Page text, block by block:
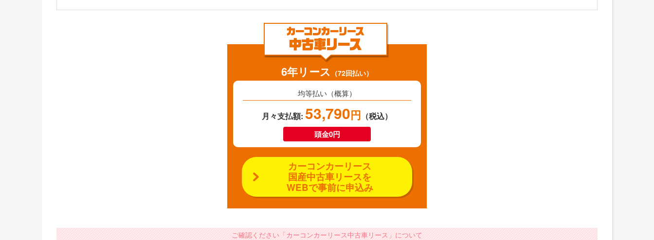
6年リース （72回払い）
均等払い（概算）
月々支払額: 53,790円 （税込）
頭金0円
カーコンカーリース
国産中古車リースを
WEBで事前に申込み
ご確認ください「カーコンカーリース中古車リース」について